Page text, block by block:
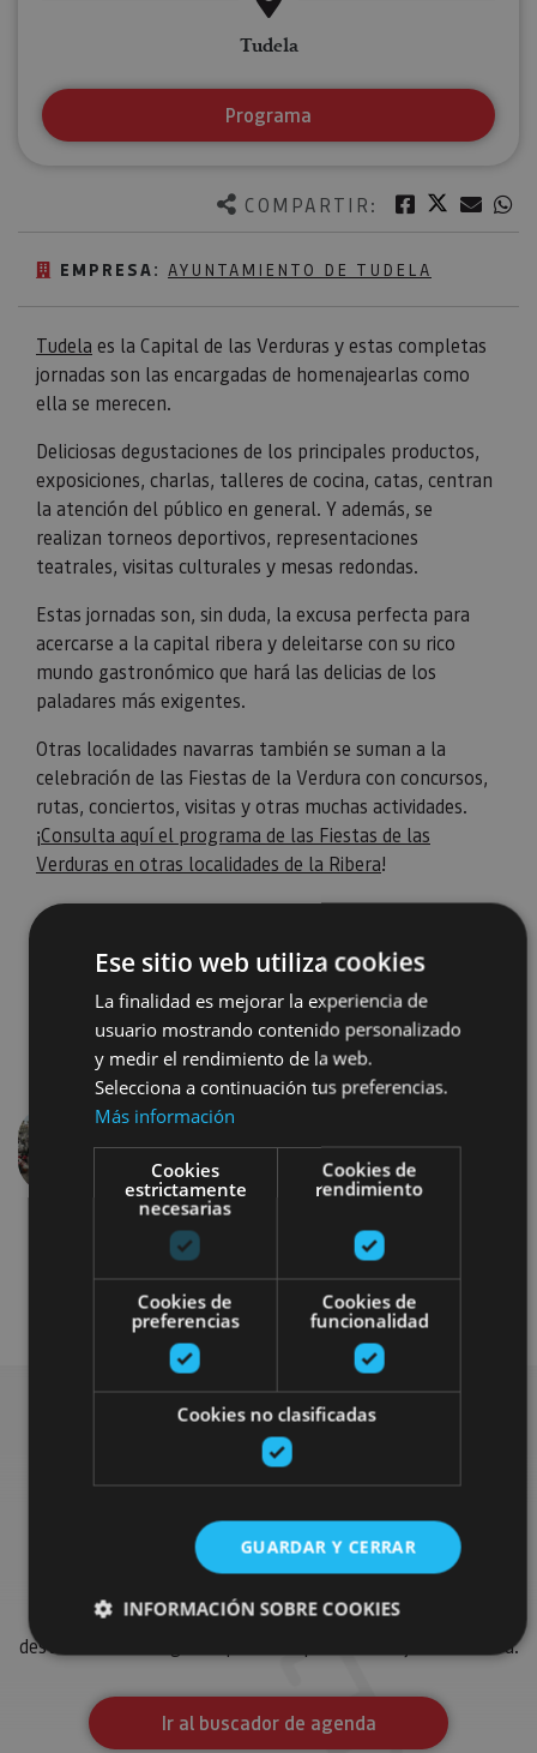
COMPARTIR: Facebook
Twitter
EMPRESA: AYUNTAMIENTO DE TUDELA
Tudela es la Capital de las Verduras y estas completas
jornadas son las encargadas de homenajearlas como
ella se merecen.
Deliciosas degustaciones de los principales productos,
exposiciones, charlas, talleres de cocina, catas, centran
la atención del público en general. Y además, se
realizan torneos deportivos, representaciones
teatrales, visitas culturales y mesas redondas.
Estas jornadas son, sin duda, la excusa perfecta para
acercarse a la capital ribera y deleitarse con su rico
mundo gastronómico que hará las delicias de los
paladares más exigentes.
Otras localidades navarras también se suman a la
celebración de las Fiestas de la Verdura con concursos,
rutas, conciertos, visitas y otras muchas actividades.
¡Consulta aquí el programa de las Fiestas de las
Verduras en otras localidades de la Ribera!
Tudela
Programa
Busca más fiestas y
eventos
Encuentra las fiestas, espectáculos y los eventos más
destacados de la agenda para completar tu viaje en Navarra.
Ir al buscador de agenda
Ese sitio web utiliza cookies
La finalidad es mejorar la experiencia de
usuario mostrando contenido personalizado
y medir el rendimiento de la web.
Selecciona a continuación tus preferencias.
Más información
Cookies
estrictamente
necesarias
Cookies de
rendimiento
Cookies de
preferencias
Cookies de
funcionalidad
Cookies no clasificadas
GUARDAR Y CERRAR
INFORMACIÓN SOBRE COOKIES
Cookies de rendimiento